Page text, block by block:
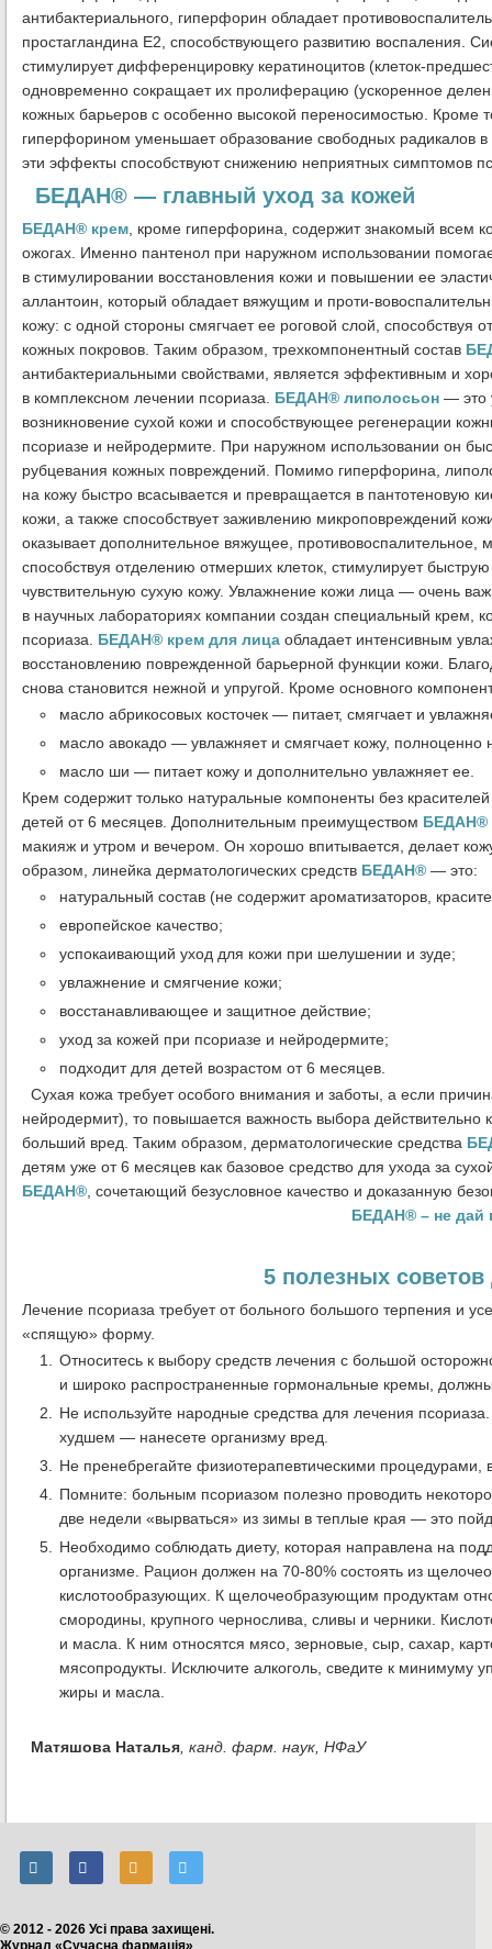
антибактериального, гиперфорин обладает
простагландина Е2, способствующего развитию воспаления.
стимулирует дифференцировку кератиноцитов (клеток-
одновременно сокращает их пролиферацию (ускоренное
кожных барьеров с особенно высокой переносимостью. Кроме
гиперфорином уменьшает образование свободных радикалов
эти эффекты способствуют снижению неприятных симптомов
БЕДАН® — главный уход за кожей
БЕДАН® крем , кроме гиперфорина, содержит знакомый всем
ожогах. Именно пантенол при наружном использовании
в стимулировании восстановления кожи и повышении ее
аллантоин, который обладает вяжущим и проти-
кожу: с одной стороны смягчает ее роговой слой, способствуя
кожных покровов. Таким образом, трехкомпонентный состав
антибактериальными свойствами, является эффективным и
в комплексном лечении псориаза. БЕДАН® липолосьон — это
возникновение сухой кожи и способствующее регенерации
псориазе и нейродермите. При наружном использовании он
рубцевания кожных повреждений. Помимо гиперфорина,
на кожу быстро всасывается и превращается в пантотеновую
кожи, а также способствует заживлению микроповреждений
оказывает дополнительное вяжущее, противовоспалительное,
способствуя отделению отмерших клеток, стимулирует
чувствительную сухую кожу. Увлажнение кожи лица — очень
в научных лабораториях компании создан специальный крем,
псориаза. БЕДАН® крем для лица обладает интенсивным
восстановлению поврежденной барьерной функции кожи.
снова становится нежной и упругой. Кроме основного
масло абрикосовых косточек — питает, смягчает и
масло авокадо — увлажняет и смягчает кожу,
масло ши — питает кожу и дополнительно увлажняет ее.
Крем содержит только натуральные компоненты без
детей от 6 месяцев. Дополнительным преимуществом БЕДАН®
макияж и утром и вечером. Он хорошо впитывается, делает
образом, линейка дерматологических средств БЕДАН® — это:
натуральный состав (не содержит ароматизаторов,
европейское качество;
успокаивающий уход для кожи при шелушении и зуде;
увлажнение и смягчение кожи;
восстанавливающее и защитное действие;
уход за кожей при псориазе и нейродермите;
подходит для детей возрастом от 6 месяцев.
Сухая кожа требует особого внимания и заботы, а если
нейродермит), то повышается важность выбора действительно
больший вред. Таким образом, дерматологические средства
детям уже от 6 месяцев как базовое средство для ухода за
БЕДАН® , сочетающий безусловное качество и доказанную
БЕДАН® – не дай
5 полезных советов
Лечение псориаза требует от больного большого терпения и
«спящую» форму.
Относитесь к выбору средств лечения с большой
и широко распространенные гормональные кремы,
Не используйте народные средства для лечения
худшем — нанесете организму вред.
Не пренебрегайте физиотерапевтическими процедурами,
Помните: больным псориазом полезно проводить
две недели «вырваться» из зимы в теплые края — это
Необходимо соблюдать диету, которая направлена на
организме. Рацион должен на 70-80% состоять из
кислотообразующих. К щелочеобразующим продуктам
смородины, крупного чернослива, сливы и черники.
и масла. К ним относятся мясо, зерновые, сыр, сахар,
мясопродукты. Исключите алкоголь, сведите к минимуму
жиры и масла.
Матяшова Наталья , канд. фарм. наук, НФаУ
© 2012 - 2026 Усі права захищені.